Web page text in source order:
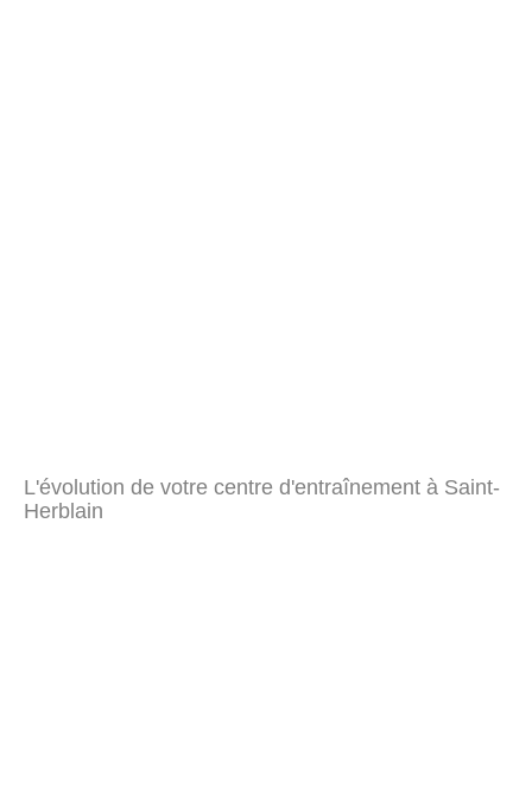
L'évolution de votre centre d'entraînement à Saint-
Herblain